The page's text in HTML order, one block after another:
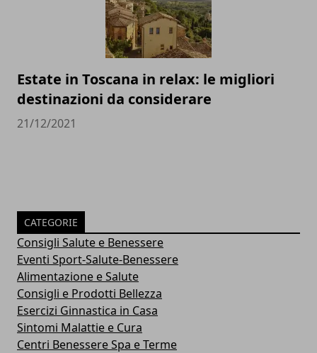
Estate in Toscana in relax: le migliori
destinazioni da considerare
21/12/2021
CATEGORIE
Consigli Salute e Benessere
Eventi Sport-Salute-Benessere
Alimentazione e Salute
Consigli e Prodotti Bellezza
Esercizi Ginnastica in Casa
Sintomi Malattie e Cura
Centri Benessere Spa e Terme